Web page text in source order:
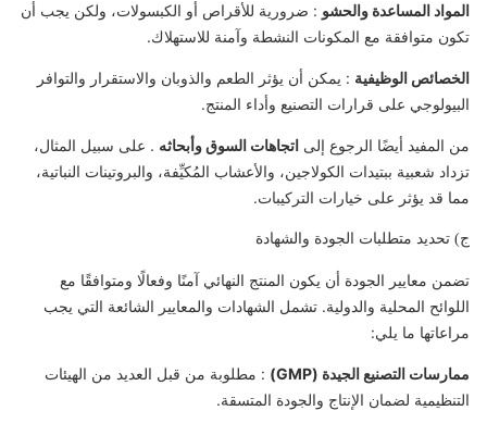
المواد المساعدة والحشو : ضرورية للأقراص أو الكبسولات، ولكن يجب أن
تكون متوافقة مع المكونات النشطة وآمنة للاستهلاك.
الخصائص الوظيفية : يمكن أن يؤثر الطعم والذوبان والاستقرار والتوافر
البيولوجي على قرارات التصنيع وأداء المنتج.
من المفيد أيضًا الرجوع إلى اتجاهات السوق وأبحاثه . على سبيل المثال،
تزداد شعبية ببتيدات الكولاجين، والأعشاب المُكيِّفة، والبروتينات النباتية،
مما قد يؤثر على خيارات التركيبات.
ج) تحديد متطلبات الجودة والشهادة
تضمن معايير الجودة أن يكون المنتج النهائي آمنًا وفعالًا ومتوافقًا مع
اللوائح المحلية والدولية. تشمل الشهادات والمعايير الشائعة التي يجب
مراعاتها ما يلي:
ممارسات التصنيع الجيدة (GMP)
: مطلوبة من قبل العديد من الهيئات
التنظيمية لضمان الإنتاج والجودة المتسقة.